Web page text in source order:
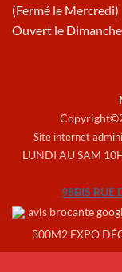
(Fermé le Mercredi)
Ouvert le
Site internet
LUNDI AU SAM
98BIS RUE
300M2 EXPO